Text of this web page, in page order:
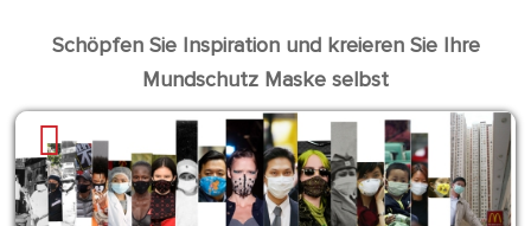
Schöpfen Sie Inspiration und kreieren Sie Ihre
Mundschutz Maske selbst